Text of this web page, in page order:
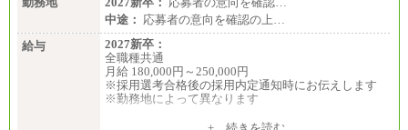
中途： 応募者の意向を確認の上…
給与
2027新卒：
全職種共通
月給 180,000円～250,000円
※採用選考合格後の採用内定通知時にお伝えします
※勤務地によって異なります